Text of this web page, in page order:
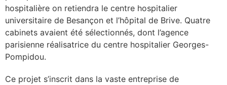
écologique
CONNECTÉ
hospitalière on retiendra le centre hospitalier
universitaire de Besançon et l’hôpital de Brive. Quatre
cabinets avaient été sélectionnés, dont l’agence
parisienne réalisatrice du centre hospitalier Georges-
Pompidou.
Ce projet s’inscrit dans la vaste entreprise de